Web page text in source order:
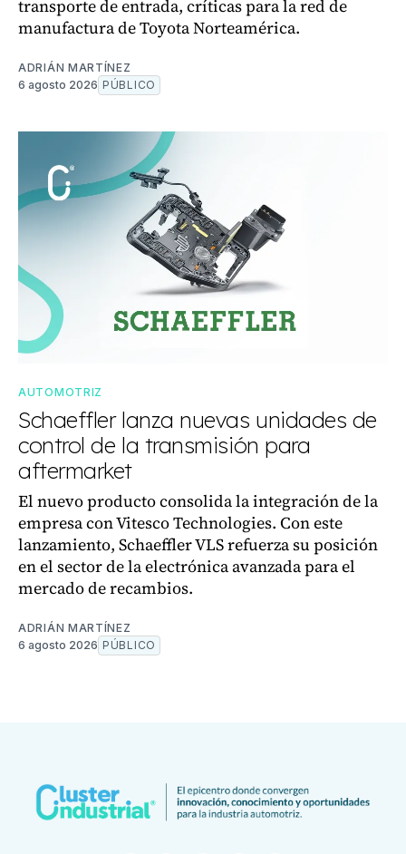
transporte de entrada, críticas para la red de
manufactura de Toyota Norteamérica.
ADRIÁN MARTÍNEZ
6 agosto 2026 PÚBLICO
AUTOMOTRIZ
Schaeffler lanza nuevas unidades de
control de la transmisión para
aftermarket
El nuevo producto consolida la integración de la
empresa con Vitesco Technologies. Con este
lanzamiento, Schaeffler VLS refuerza su posición
en el sector de la electrónica avanzada para el
mercado de recambios.
ADRIÁN MARTÍNEZ
6 agosto 2026 PÚBLICO